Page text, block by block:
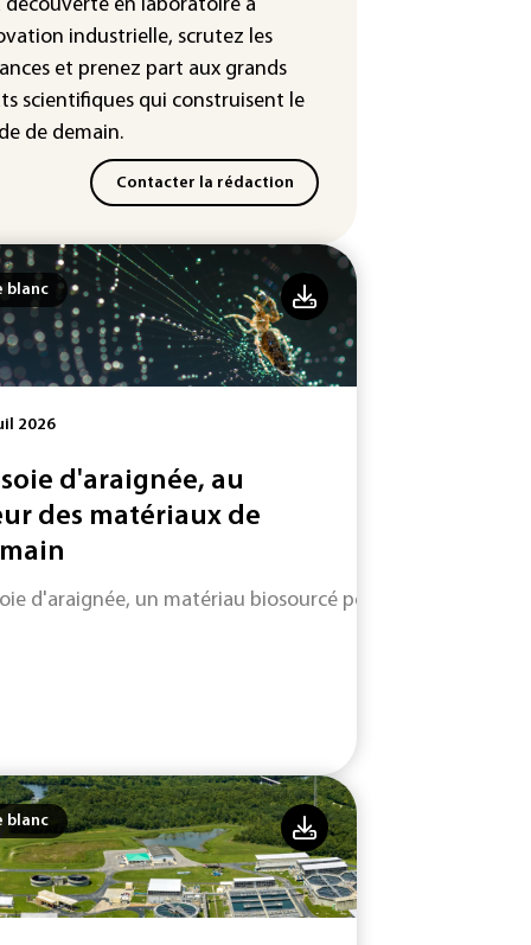
dans la future
européenne
découverte en laboratoire à
industrielle, scrutez les
et prenez part aux grands
scientifiques qui construisent le
de demain.
Contacter la rédaction
blanc
2026
soie d'araignée, au
des matériaux de
d'araignée, un matériau biosourcé performant et
blanc